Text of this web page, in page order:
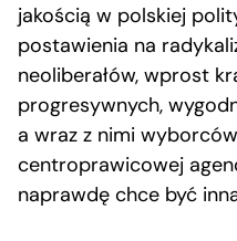
jakością w polskiej
postawienia na
neoliberałów, wprost
progresywnych,
a wraz z nimi
centroprawicowej
naprawdę chce być